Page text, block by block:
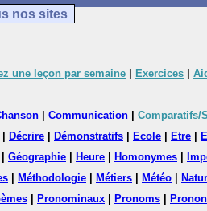
nos sites
une leçon par semaine Exercices
Communication Comparatifs/
Décrire Démonstratifs Ecole Etre
Géographie Heure Homonymes
Méthodologie Métiers Météo
Pronominaux Pronoms